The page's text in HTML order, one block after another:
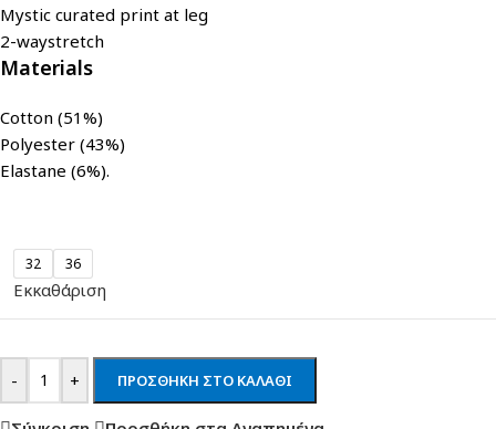
Mystic curated print at leg
2-waystretch
Materials
Cotton (51%)
Polyester (43%)
Elastane (6%).
32 36
Εκκαθάριση
- + ΠΡΟΣΘΉΚΗ ΣΤΟ ΚΑΛΆΘΙ